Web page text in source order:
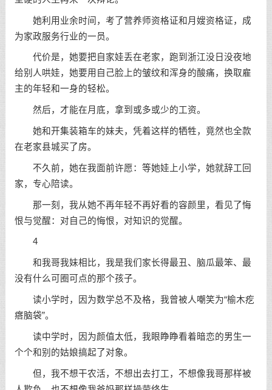
她利用业余时间，考了营养师资格证和月嫂资格证，成
为家政服务行业的一员。
代价是，她要把自家娃丢在老家，跑到浙江没日没夜地
给别人哄娃，她要用自己脸上的皱纹和浑身的酸痛，换取雇
主的年轻和一身的轻松。
然后，才能在月底，拿到或多或少的工资。
她和开集装箱车的妹夫，凭着这样的牺牲，竟然也全款
在老家县城买了房。
不久前，她在我面前许愿：等她娃上小学，她就辞工回
家，专心陪读。
那一刻，我从她不再年轻不再好看的容颜里，看见了悔
恨与觉醒：对自己的悔恨，对知识的觉醒。
4
和我哥我妹相比，我是我们家长得最丑、脑瓜最笨、最
没有什么可圈可点的那个孩子。
读小学时，因为数学总不及格，我曾被人嘲笑为“榆木疙
瘩脑袋”。
读中学时，因为颜值太低，我眼睁睁看着暗恋的男生一
个个和别的姑娘搞起了对象。
但，我不想干农活，不想出去打工，不想像我哥那样被